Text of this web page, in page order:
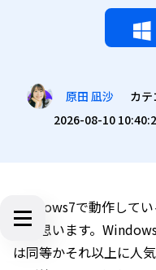
原田 凪沙 カテ
2026-08-10
Windows7で動作して
いと思います。
は同等かそれ以上に人